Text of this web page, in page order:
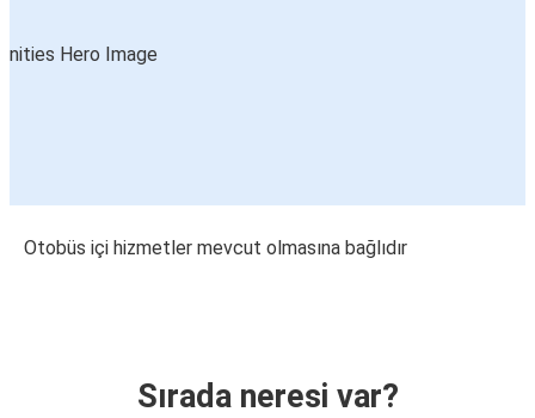
Otobüs içi hizmetler mevcut olmasına bağlıdır
Sırada neresi var?